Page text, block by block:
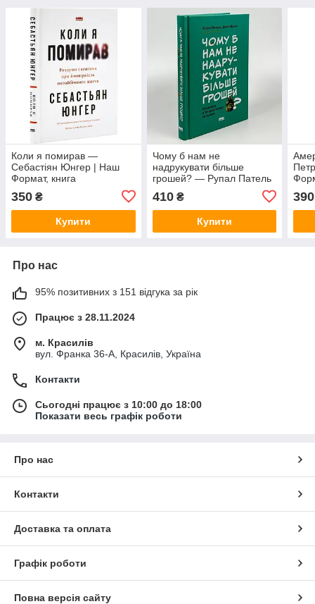
Коли я помирав —
Себастіян Юнгер | Наш
Формат, книга
українською, нова, тверда
350 ₴
Купити
Чому б нам не
надрукувати більше
грошей? — Рупал Патель
українською, нова, тверда
410₴
Купити
390
Про нас
95% позитивних з 151 відгука за рік
Працює з 28.11.2024
м. Красилів
вул. Франка 36-А, Красилів, Україна
Контакти
Сьогодні працює з 10:00 до 18:00
Показати весь графік роботи
Про нас
Контакти
Доставка та оплата
Графік роботи
Повна версія сайту